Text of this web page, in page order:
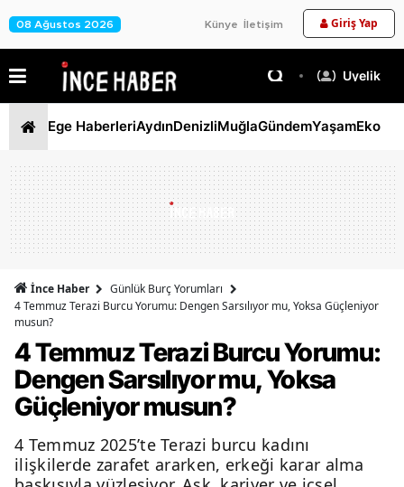
08 Ağustos 2026 Künye İletişim Giriş Yap
Üyelik
Ege HaberleriAydınDenizliMuğlaGündemYaşam
İnce Haber
Günlük Burç Yorumları
4 Temmuz Terazi Burcu Yorumu: Dengen Sarsılıyor mu, Yoksa Güçleniyor
musun?
4 Temmuz Terazi Burcu Yorumu:
Dengen Sarsılıyor mu, Yoksa
Güçleniyor musun?
4 Temmuz 2025’te Terazi burcu kadını
ilişkilerde zarafet ararken, erkeği karar alma